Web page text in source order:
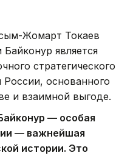
Жомарт Токаев
является
стратегического
России, основанного
и взаимной выгоде.
— особая
— важнейшая
истории. Это